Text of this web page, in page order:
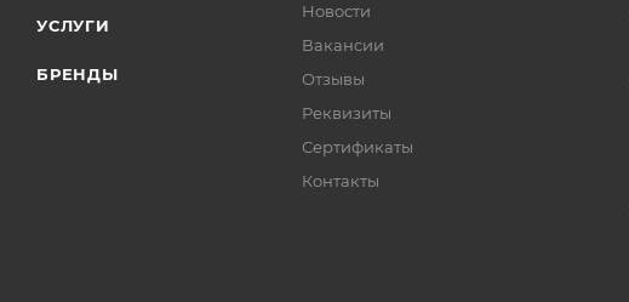
УСЛУГИ
БРЕНДЫ
Новости
Вакансии
Отзывы
Реквизиты
Сертификаты
Контакты